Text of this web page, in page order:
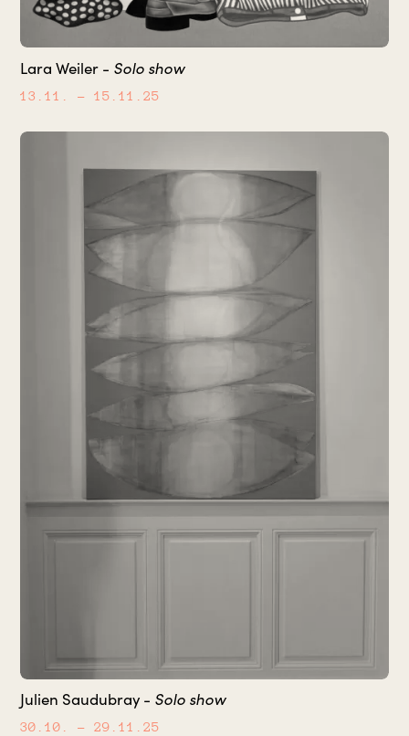
Lara Weiler - Solo show
13.11. – 15.11.25
Julien Saudubray - Solo show
30.10. – 29.11.25